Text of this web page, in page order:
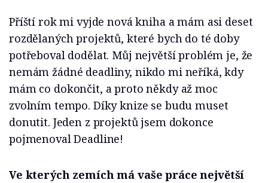
Příští rok mi vyjde nová kniha a mám asi deset
rozdělaných projektů, které bych do té doby
potřeboval dodělat. Můj největší problém je, že
nemám žádné deadliny, nikdo mi neříká, kdy
mám co dokončit, a proto někdy až moc
zvolním tempo. Díky knize se budu muset
donutit. Jeden z projektů jsem dokonce
pojmenoval Deadline!
Ve kterých zemích má vaše práce největší